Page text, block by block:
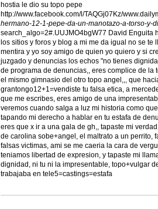
hostia le dio su topo pepe
http://www.facebook.com/l/TAQGj07Kz/
hermano-12-1-pepe-da-un-manotazo-a-torso-y-
search_algo=2#.UUJMO4bgW77 David Enguita
los sitios y foros y blog a mi me da igual no se
mentira y yo soy amigo de quien yo quiero y si
juzgado y denuncias los echos "no tienes
de programa de denuncias,, eres complice de la
el mismo gimnasio del otro topo angel,,, que
grantongo12+1=vendiste tu falsa etica, a
que me escribes, eres amigo de una
veremos cuando salga a luz mi historia como
tapando mi derecho a hablar en tu estafa de
eres que x ir a una gala de gh,, tapaste mi
de carolina sobe+angel, el maltrato a un perrito,
falsas victimas, ami se me caeria la cara de
teniamos libertad de expresion, y tapaste mi
dignidad, ni tu ni la impresentable, topo+vulgar
trabajaba en tele5=castings=estafa